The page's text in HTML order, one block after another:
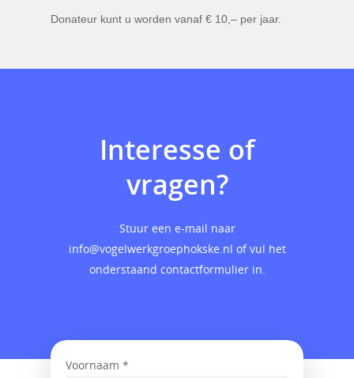
Donateur kunt u worden vanaf € 10,– per jaar.
Interesse of
vragen?
Stuur een e-mail naar
info@vogelwerkgroephokske.nl of vul het
onderstaand contactformulier in.
Voornaam *